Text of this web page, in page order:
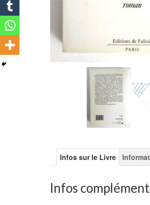
Infos sur le Livre
Infos